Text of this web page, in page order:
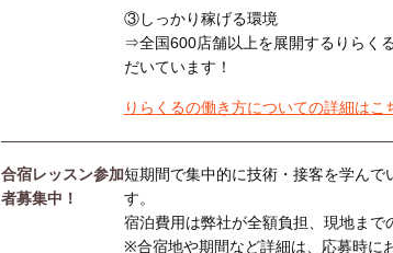
③しっかり稼げる環境
⇒全国600店舗以上を展開するりらく
だいています！
りらくるの働き方についての詳細はこ
合宿レッスン参加
者募集中！
短期間で集中的に技術・接客を学ん
す。
宿泊費用は弊社が全額負担、現地まで
※合宿地や期間など詳細は、応募時に